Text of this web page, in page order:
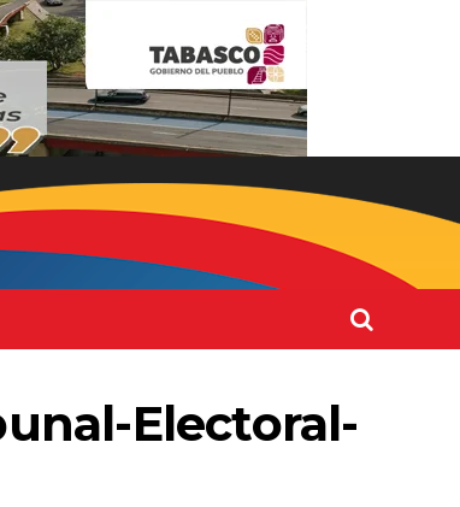
Electoral-